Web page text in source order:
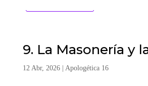
9. La Masonería y
12 Abr, 2026| Apologética 16